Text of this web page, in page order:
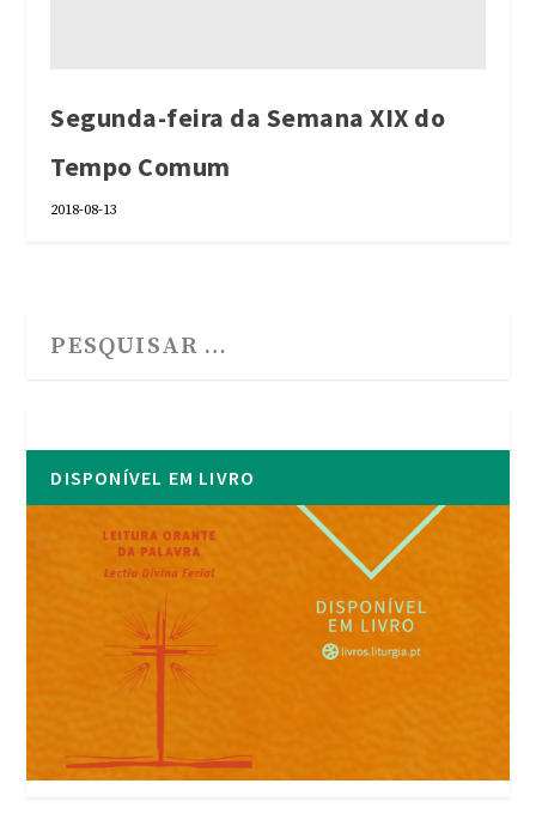
Segunda-feira da Semana XIX do
Tempo Comum
2018-08-13
DISPONÍVEL EM LIVRO